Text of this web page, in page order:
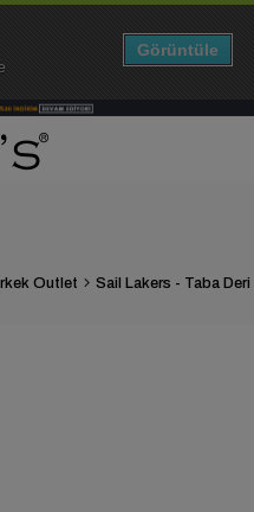
Outlet
Görüntüle